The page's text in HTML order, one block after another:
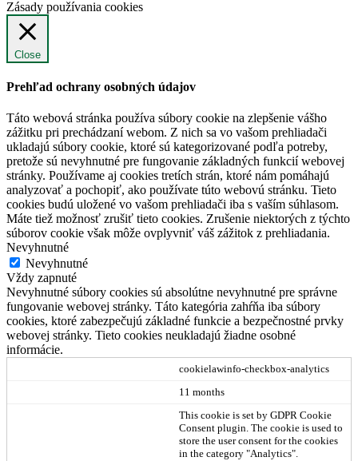
Zásady používania cookies
Close
Prehľad ochrany osobných údajov
Táto webová stránka používa súbory cookie na zlepšenie vášho
zážitku pri prechádzaní webom. Z nich sa vo vašom prehliadači
ukladajú súbory cookie, ktoré sú kategorizované podľa potreby,
pretože sú nevyhnutné pre fungovanie základných funkcií webovej
stránky. Používame aj cookies tretích strán, ktoré nám pomáhajú
analyzovať a pochopiť, ako používate túto webovú stránku. Tieto
cookies budú uložené vo vašom prehliadači iba s vaším súhlasom.
Máte tiež možnosť zrušiť tieto cookies. Zrušenie niektorých z týchto
súborov cookie však môže ovplyvniť váš zážitok z prehliadania.
Nevyhnutné
Nevyhnutné
Vždy zapnuté
Nevyhnutné súbory cookies sú absolútne nevyhnutné pre správne
fungovanie webovej stránky. Táto kategória zahŕňa iba súbory
cookies, ktoré zabezpečujú základné funkcie a bezpečnostné prvky
webovej stránky. Tieto cookies neukladajú žiadne osobné
informácie.
cookielawinfo-checkbox-analytics
11 months
This cookie is set by GDPR Cookie
Consent plugin. The cookie is used to
store the user consent for the cookies
in the category "Analytics".